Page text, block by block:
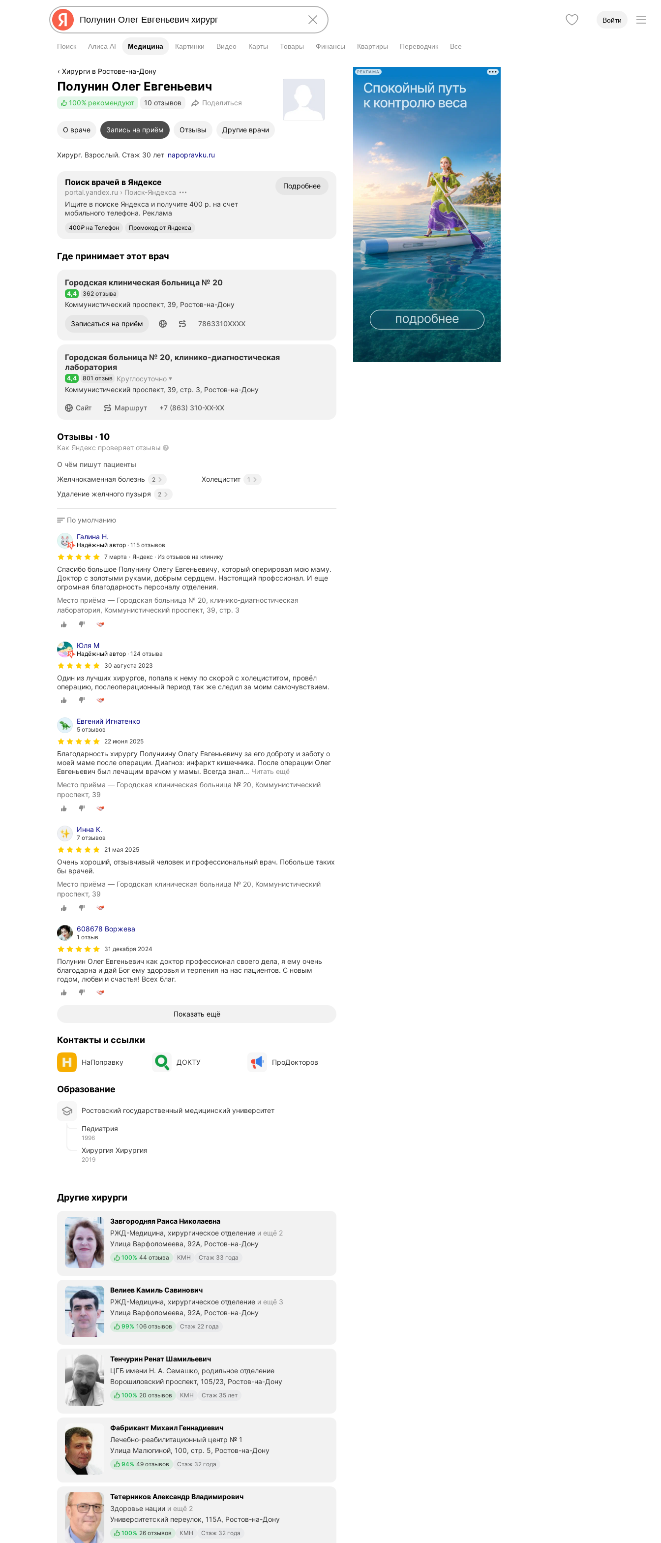
Войти
Поиск Алиса AI Медицина
Медицина Картинки Видео Карты Товары Финансы Квартиры Переводчик Все
Хирурги в Ростове-на-Дону
Полунин Олег Евгеньевич
100% рекомендуют 10 отзывов Поделиться
О враче Запись на приём Отзывы Другие врачи
Хирург. Взрослый. Стаж 30 лет napopravku.ru
Поиск врачей в Яндексе
portal.yandex.ru › Поиск-Яндекса
Ищите в поиске Яндекса и получите 400 р. на счет
мобильного телефона. Реклама
400₽ на Телефон
Промокод от Яндекса
Подробнее
Где принимает этот врач
Городская клиническая больница № 20
Рейтинг 4,4 из 5
4,4 362 отзыва
Коммунистический проспект, 39, Ростов-на-Дону
Записаться на приём
Номер телефона: 78633101391 7863310XXXX
Городская больница № 20, клинико-диагностическая
лаборатория
Рейтинг 4,4 из 5
4,4 801 отзыв Круглосуточно
Коммунистический проспект, 39, стр. 3, Ростов-на-Дону
Сайт Маршрут
Номер телефона: +78633101391 +7 (863) 310-XX-XX
Отзывы · 10
Как Яндекс проверяет отзывы
О чём пишут пациенты
Желчнокаменная болезнь
2
Удаление желчного пузыря 2
Холецистит 1
По умолчанию
Галина Н.
Надёжный автор 115 отзывов
7 марта
Яндекс · Из отзывов на клинику
Спасибо большое Полунину Олегу Евгеньевичу, который оперировал мою маму.
Доктор с золотыми руками, добрым сердцем. Настоящий профссионал. И еще
огромная благодарность персоналу отделения.
Место приёма — Городская больница № 20, клинико-диагностическая
лаборатория, Коммунистический проспект, 39, стр. 3
Юля М
Надёжный автор 124 отзыва
30 августа 2023
Один из лучших хирургов, попала к нему по скорой с холециститом, провёл
операцию, послеоперационный период так же следил за моим самочувствием.
Евгений Игнатенко
5 отзывов
22 июня 2025
Благодарность хирургу Полуниину Олегу Евгеньевичу за его доброту и заботу о
моей маме после операции. Диагноз: инфаркт кишечника. После операции Олег
Евгеньевич был лечащим врачом у мамы. Всегда знал… Читать ещё
Место приёма — Городская клиническая больница № 20, Коммунистический
проспект, 39
Инна К.
7 отзывов
21 мая 2025
Очень хороший, отзывчивый человек и профессиональный врач. Побольше таких
бы врачей.
Место приёма — Городская клиническая больница № 20, Коммунистический
проспект, 39
608678 Воржева
1 отзыв
31 декабря 2024
Полунин Олег Евгеньевич как доктор профессионал своего дела, я ему очень
благодарна и дай Бог ему здоровья и терпения на нас пациентов. С новым
годом, любви и счастья! Всех благ.
Показать ещё
Контакты и ссылки
НаПоправку ДОКТУ ПроДокторов
Образование
Ростовский государственный медицинский университет
Педиатрия
1996
Хирургия Хирургия
2019
Другие хирурги
Завгородняя Раиса Николаевна
РЖД-Медицина, хирургическое отделение и ещё 2
Улица Варфоломеева, 92А, Ростов-на-Дону
Положительных отзывов
100% 44 отзыва КМН Стаж 33 года
Велиев Камиль Савинович
РЖД-Медицина, хирургическое отделение и ещё 3
Улица Варфоломеева, 92А, Ростов-на-Дону
Положительных отзывов
99% 106 отзывов Стаж 22 года
Тенчурин Ренат Шамильевич
ЦГБ имени Н. А. Семашко, родильное отделение
Ворошиловский проспект, 105/23, Ростов-на-Дону
Положительных отзывов
100% 20 отзывов КМН Стаж 35 лет
Фабрикант Михаил Геннадиевич
Лечебно-реабилитационный центр № 1
Улица Малюгиной, 100, стр. 5, Ростов-на-Дону
Положительных отзывов
94% 49 отзывов Стаж 32 года
Тетерников Александр Владимирович
Здоровье нации и ещё 2
Университетский переулок, 115А, Ростов-на-Дону
Положительных отзывов
100% 26 отзывов КМН Стаж 32 года
РЕКЛАМА